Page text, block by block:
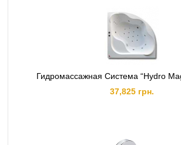
Гидромассажная Система “Hydro
37,825 грн.